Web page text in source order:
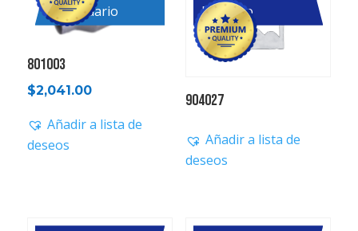
Secundario
801003
$2,041.00
Añadir a lista de
deseos
Primario
904027
Añadir a lista de
deseos